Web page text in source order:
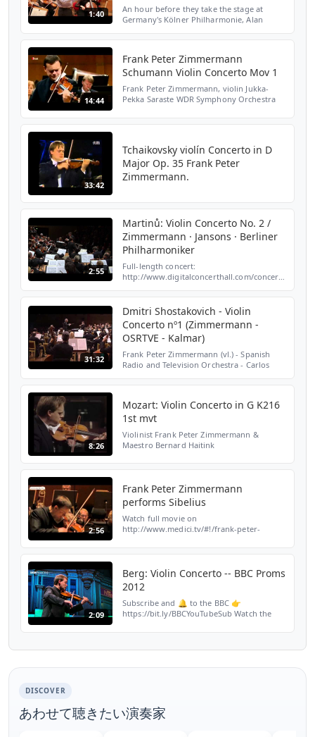
1:40
An hour before they take the stage at
Germany's Kölner Philharmonie, Alan
14:44
Frank Peter Zimmermann
Schumann Violin Concerto Mov 1
Frank Peter Zimmermann, violin Jukka-
Pekka Saraste WDR Symphony Orchestra
33:42
Tchaikovsky violín Concerto in D
Major Op. 35 Frank Peter
Zimmermann.
2:55
Martinů: Violin Concerto No. 2 /
Zimmermann · Jansons · Berliner
Philharmoniker
Full-length concert:
http://www.digitalconcerthall.com/concert/2886/?
violin · Mariss Jansons, ...
31:32
Dmitri Shostakovich - Violin
Concerto nº1 (Zimmermann -
OSRTVE - Kalmar)
Frank Peter Zimmermann (vl.) - Spanish
Radio and Television Orchestra - Carlos
8:26
Mozart: Violin Concerto in G K216
1st mvt
Violinist Frank Peter Zimmermann &
Maestro Bernard Haitink
2:56
Frank Peter Zimmermann
performs Sibelius
Watch full movie on
http://www.medici.tv/#!/frank-peter-
play...
2:09
Berg: Violin Concerto -- BBC Proms
2012
Subscribe and 🔔 to the BBC 👉
https://bit.ly/BBCYouTubeSub Watch the
DISCOVER
あわせて聴きたい演奏家